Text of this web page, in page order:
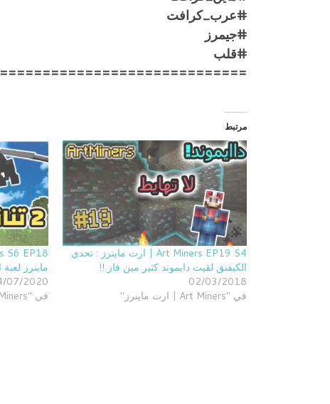
#عرب_كرافت
#جيمرز
#قلب
مرتبط
Art Miners EP19 S4 | ارت ماينرز : تحدي
الكيفنق لقيت دايموند كثير مين فاز !!
02/03/2018
في "Art Miners | ارت ماينرز"
ماينرز لعبة
07/2020
في "Art Miners | ارت ماينرز"